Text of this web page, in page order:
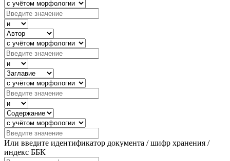
Или введите идентификатор документа / шифр хранения /
индекс ББК